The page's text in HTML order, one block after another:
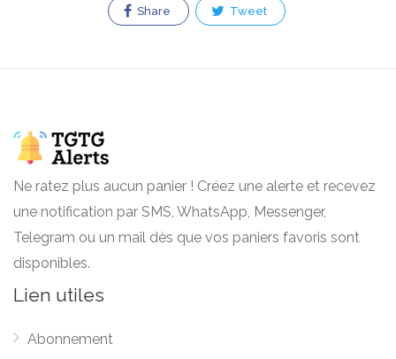
Share Tweet
Ne ratez plus aucun panier ! Créez une alerte et recevez
une notification par SMS, WhatsApp, Messenger,
Telegram ou un mail dès que vos paniers favoris sont
disponibles.
Lien utiles
Abonnement